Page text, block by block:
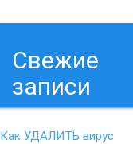
Свежие
записи
Как УДАЛИТЬ вирус